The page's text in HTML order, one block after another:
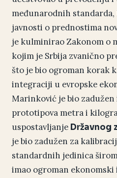
međunarodnih
javnosti o prednostima
je kulminirao Zakonom o
kojim je Srbija zvanično
što je bio ogroman korak
integraciji u evropske
Marinković je bio zadužen
prototipova metra i
uspostavljanje Državnog
je bio zadužen za
standardnih jedinica
imao ogroman